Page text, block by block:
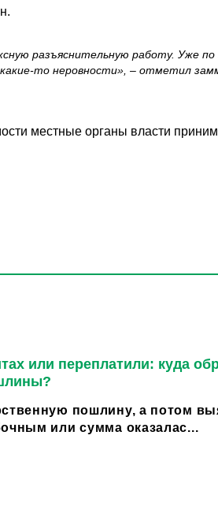
разъяснительную работу. Уже
то неровности», – отметил
местные органы власти
или переплатили: куда
пошлину, а потом
или сумма оказалас...